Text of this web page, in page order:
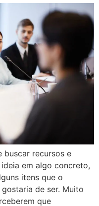
recursos e
em algo concreto,
itens que o
de ser. Muito
que